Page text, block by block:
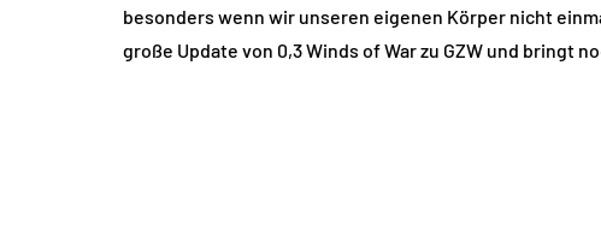
besonders wenn wir unseren eigenen Körper nicht
große Update von 0,3 Winds of War zu GZW und bringt